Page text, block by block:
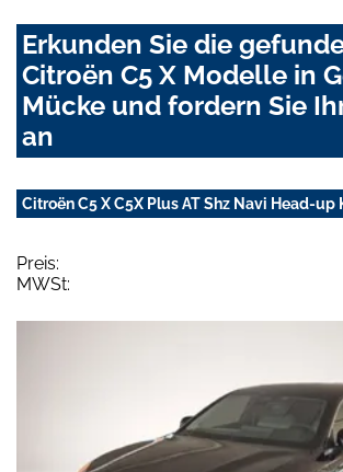
Erkunden Sie die
Citroën C5 X Modelle in
Mücke und fordern Sie
an
Citroën C5 X C5X Plus AT Shz Navi Head-up
Preis:
MWSt: